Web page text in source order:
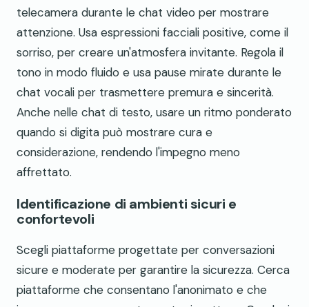
telecamera durante le chat video per mostrare
attenzione. Usa espressioni facciali positive, come il
sorriso, per creare un'atmosfera invitante. Regola il
tono in modo fluido e usa pause mirate durante le
chat vocali per trasmettere premura e sincerità.
Anche nelle chat di testo, usare un ritmo ponderato
quando si digita può mostrare cura e
considerazione, rendendo l'impegno meno
affrettato.
Identificazione di ambienti sicuri e
confortevoli
Scegli piattaforme progettate per conversazioni
sicure e moderate per garantire la sicurezza. Cerca
piattaforme che consentano l'anonimato e che